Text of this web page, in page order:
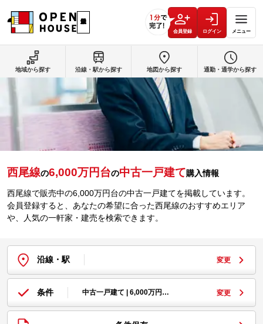
会員登録 ログイン メニュー
西尾線の6,000万円台の中古一戸建て購入情報
西尾線で販売中の6,000万円台の中古一戸建てを掲載しています。
会員登録すると、あなたの希望に合った西尾線のおすすめエリア
や、人気の一軒家・建売を検索できます。
沿線・駅 変更
条件 中古一戸建て | 6,000万円… 変更
地域から探す 沿線・駅から探す 地図から探す 通勤・通学から探す